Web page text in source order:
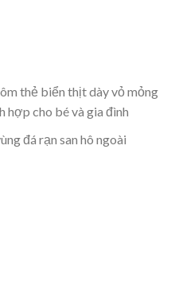
thẻ biển thịt dày vỏ mỏng
hợp cho bé và gia đình
đá rạn san hô ngoài